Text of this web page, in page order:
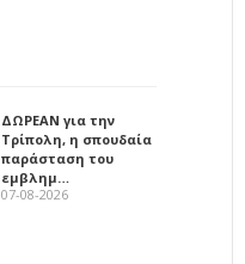
ΔΩΡΕΑΝ για την
Τρίπολη, η σπουδαία
παράσταση του
εμβλημ…
07-08-2026